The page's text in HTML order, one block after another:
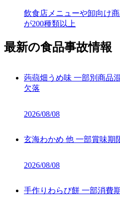
飲食店メニューや卸向け
が200種類以上
最新の食品事故情報
蒟蒻畑うめ味 一部別商品
欠落
2026/08/08
玄海わかめ 他 一部賞味期
2026/08/08
手作りわらび餅 一部消費